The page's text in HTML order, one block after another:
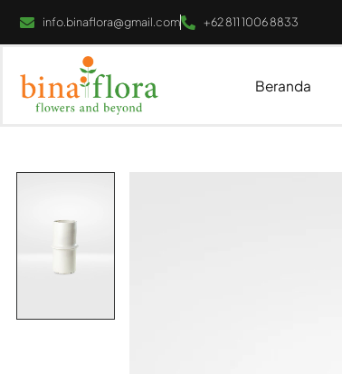
info.binaflora@gmail.com +62 811 1006 8833
Beranda